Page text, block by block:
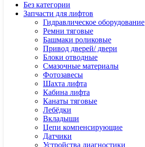
Без категории
Запчасти для лифтов
Гидравлическое оборудование
Ремни тяговые
Башмаки роликовые
Привод дверей/ двери
Блоки отводные
Смазочные материалы
Фотозавесы
Шахта лифта
Кабина лифта
Канаты тяговые
Лебёдки
Вкладыши
Цепи компенсирующие
Датчики
Устройства диагностики